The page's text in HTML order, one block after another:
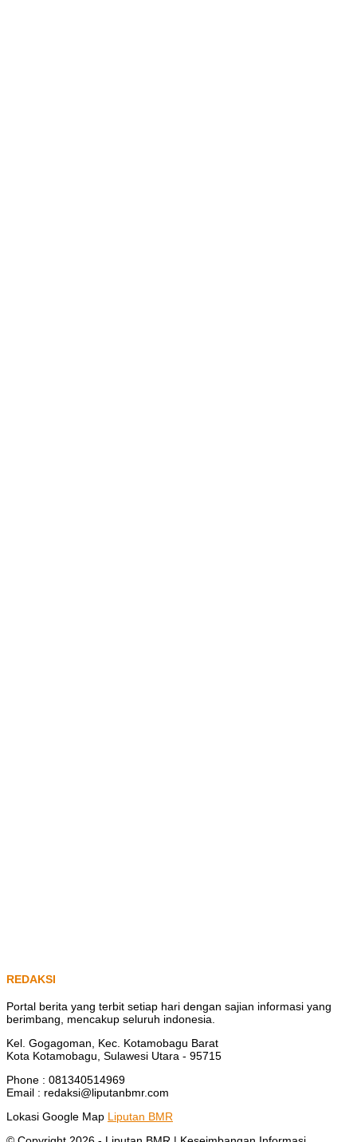
REDAKSI
Portal berita yang terbit setiap hari dengan sajian informasi yang
berimbang, mencakup seluruh indonesia.
Kel. Gogagoman, Kec. Kotamobagu Barat
Kota Kotamobagu, Sulawesi Utara - 95715
Phone : 081340514969
Email : redaksi@liputanbmr.com
Lokasi Google Map Liputan BMR